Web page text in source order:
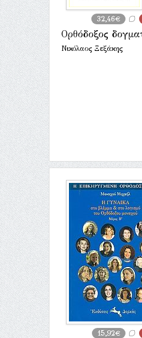
32,46€
Ορθόδοξος
Νικόλαος Ξεξάκης
15,92€